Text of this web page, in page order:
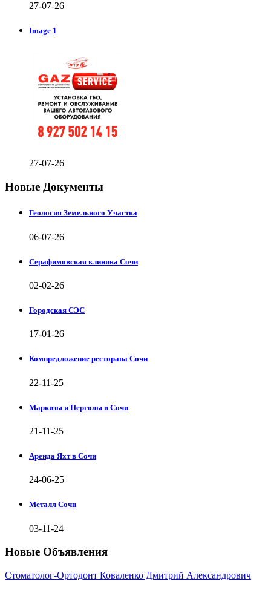
27-07-26
Image 1
27-07-26
Новые Документы
Геология Земельного Участка
06-07-26
Серафимовская клиника Сочи
02-02-26
Городская СЭС
17-01-26
Компредложение ресторана Сочи
22-11-25
Маркизы и Перголы в Сочи
21-11-25
Аренда Яхт в Сочи
24-06-25
Металл Сочи
03-11-24
Новые Объявления
Стоматолог-Ортодонт Коваленко Дмитрий Александрович